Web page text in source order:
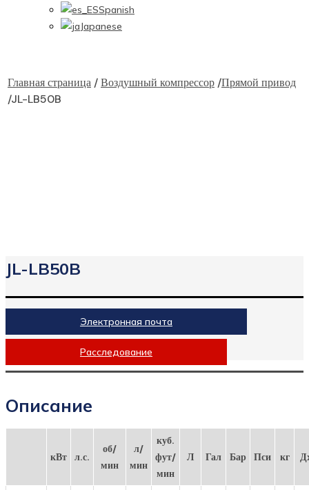
Spanish
Japanese
Главная страница /Воздушный компрессор /Прямой привод
/JL-LB50B
JL-LB50B
Электронная почта
Расследование
Описание
кВт л.с.
об/
мин
л/
мин
куб.
фут/
мин
Л Гал Бар Пси кг